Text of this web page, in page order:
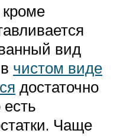
вид
чистом виде
достаточно
есть
Чаще